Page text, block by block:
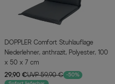
DOPPLER Comfort Stuhlauflage
Niederlehner, anthrazit, Polyester, 100
x 50 x 7 cm
29,90 €UVP 59,90 € -50%